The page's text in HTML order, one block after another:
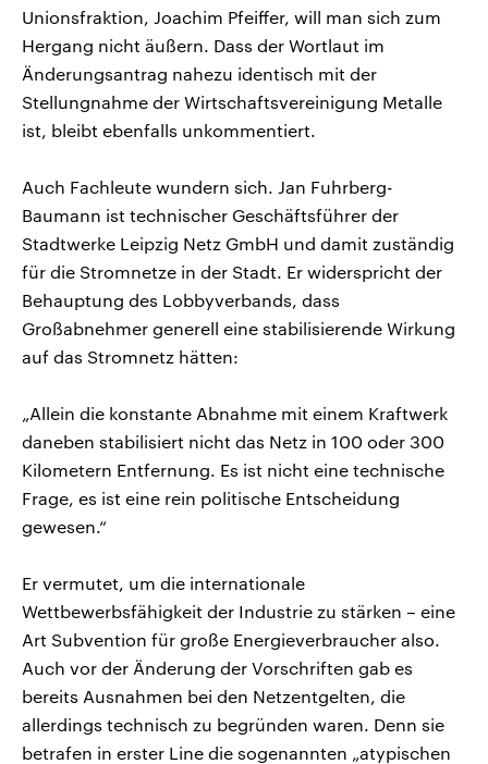
Unionsfraktion, Joachim Pfeiffer, will man sich zum
Hergang nicht äußern. Dass der Wortlaut im
Änderungsantrag nahezu identisch mit der
Stellungnahme der Wirtschaftsvereinigung Metalle
ist, bleibt ebenfalls unkommentiert.
Auch Fachleute wundern sich. Jan Fuhrberg-
Baumann ist technischer Geschäftsführer der
Stadtwerke Leipzig Netz GmbH und damit zuständig
für die Stromnetze in der Stadt. Er widerspricht der
Behauptung des Lobbyverbands, dass
Großabnehmer generell eine stabilisierende Wirkung
auf das Stromnetz hätten:
„Allein die konstante Abnahme mit einem Kraftwerk
daneben stabilisiert nicht das Netz in 100 oder 300
Kilometern Entfernung. Es ist nicht eine technische
Frage, es ist eine rein politische Entscheidung
gewesen.“
Er vermutet, um die internationale
Wettbewerbsfähigkeit der Industrie zu stärken – eine
Art Subvention für große Energieverbraucher also.
Auch vor der Änderung der Vorschriften gab es
bereits Ausnahmen bei den Netzentgelten, die
allerdings technisch zu begründen waren. Denn sie
betrafen in erster Line die sogenannten „atypischen